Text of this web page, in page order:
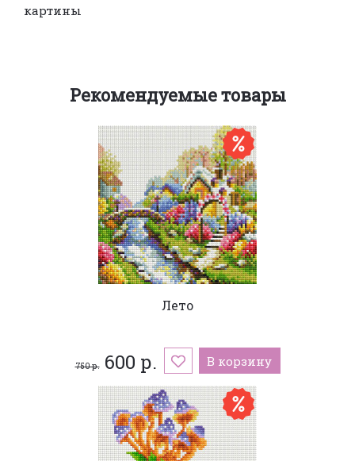
картины
Рекомендуемые товары
Лето
750 р.600 р. В корзину